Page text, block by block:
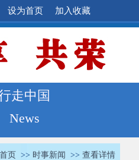
加入收藏
设为首页
走中国
News
页 >> 时事新闻 >> 查看详情